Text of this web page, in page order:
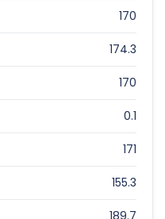
Veri Yok
DD):
41.72
Rekorlar ve
174.3 TL
174.3 TL
12.6 TL
170
174.3
170
0.1
171
155.3
189.7